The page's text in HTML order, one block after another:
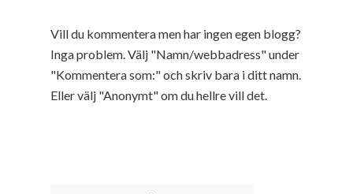
Vill du kommentera men har ingen egen blogg?
Inga problem. Välj "Namn/webbadress" under
"Kommentera som:" och skriv bara i ditt namn.
Eller välj "Anonymt" om du hellre vill det.